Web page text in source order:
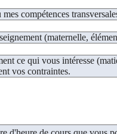
compétences
(maternelle,
ce qui vous intéresse
vos contraintes.